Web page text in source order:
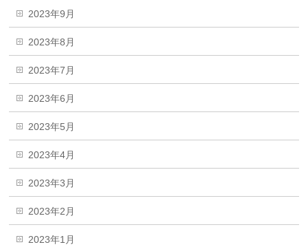
2023年9月
2023年8月
2023年7月
2023年6月
2023年5月
2023年4月
2023年3月
2023年2月
2023年1月